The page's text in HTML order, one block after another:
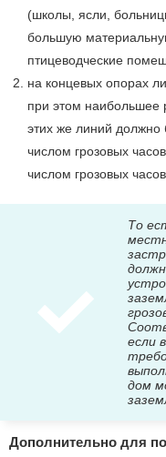
(школы, ясли,
большую
птицеводческие
на концевых опорах
при этом наибольшее
этих же линий
числом грозовых
числом грозовых
То
если
дом
Дополнительно для